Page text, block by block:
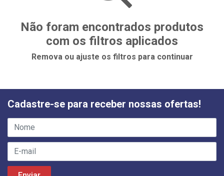
Não foram encontrados produtos
com os filtros aplicados
Remova ou ajuste os filtros para continuar
Cadastre-se para receber nossas ofertas!